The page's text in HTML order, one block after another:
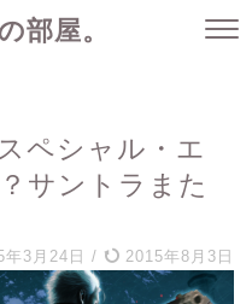
部屋。
ペシャル・エ
サントラまた
年3月24日 / 2015年8月3日